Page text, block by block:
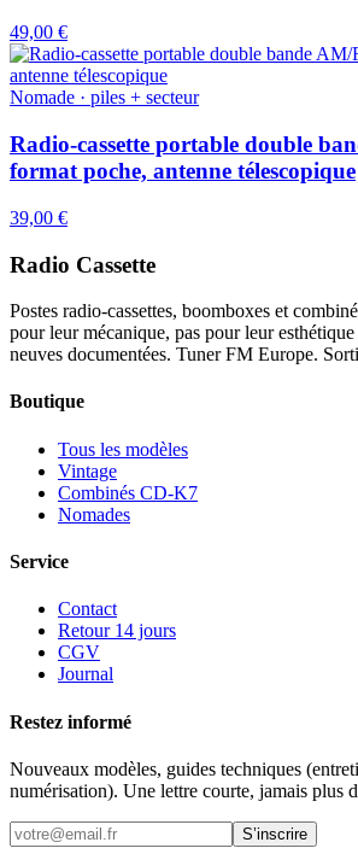
49,00 €
Nomade · piles + secteur
Radio-cassette portable double
format poche, antenne télescopique
39,00 €
Radio Cassette
Postes radio-cassettes, boomboxes et
pour leur mécanique, pas pour leur
neuves documentées. Tuner FM Europe.
Boutique
Tous les modèles
Vintage
Combinés CD-K7
Nomades
Service
Contact
Retour 14 jours
CGV
Journal
Restez informé
Nouveaux modèles, guides techniques
numérisation). Une lettre courte, jamais plus
S’inscrire